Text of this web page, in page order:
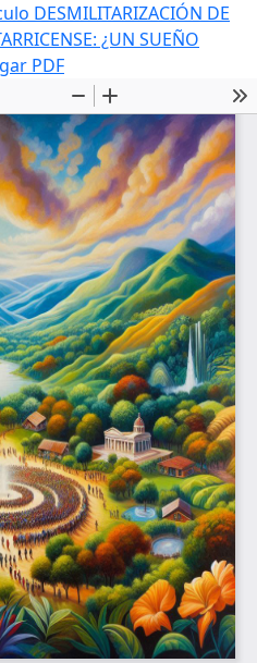
DESMILITARIZACIÓN DE
¿UN SUEÑO
PDF